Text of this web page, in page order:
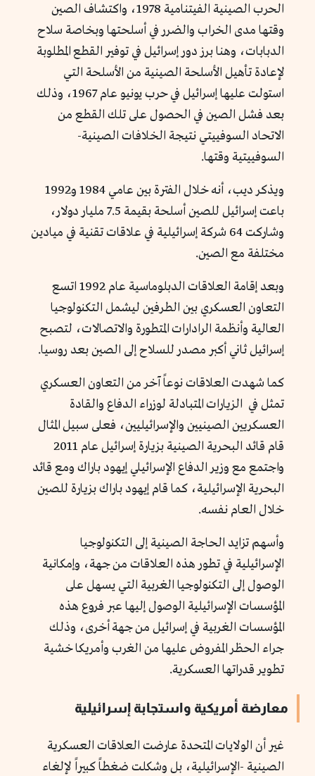
الحرب الصينية الفيتنامية 1978، واكتشاف الصين
وقتها مدى الخراب والضرر في أسلحتها وبخاصة سلاح
الدبابات، وهنا برز دور إسرائيل في توفير القطع المطلوبة
لإعادة تأهيل الأسلحة الصينية من الأسلحة التي
استولت عليها إسرائيل في حرب يونيو عام 1967، وذلك
بعد فشل الصين في الحصول على تلك القطع من
الاتحاد السوفييتي نتيجة الخلافات الصينية-
السوفييتية وقتها.
ويذكر ديب، أنه خلال الفترة بين عامي 1984 و1992
باعت إسرائيل للصين أسلحة بقيمة 7.5 مليار دولار،
وشاركت 64 شركة إسرائيلية في علاقات تقنية في ميادين
مختلفة مع الصين.
وبعد إقامة العلاقات الدبلوماسية عام 1992 اتسع
التعاون العسكري بين الطرفين ليشمل التكنولوجيا
العالية وأنظمة الرادارات المتطورة والاتصالات، لتصبح
إسرائيل ثاني أكبر مصدر للسلاح إلى الصين بعد روسيا.
كما شهدت العلاقات نوعاً آخر من التعاون العسكري
تمثل في الزيارات المتبادلة لوزراء الدفاع والقادة
العسكريين الصينيين والإسرائيليين، فعلى سبيل المثال
قام قائد البحرية الصينية بزيارة إسرائيل عام 2011
واجتمع مع وزير الدفاع الإسرائيلي إيهود باراك ومع قائد
البحرية الإسرائيلية، كما قام إيهود باراك بزيارة للصين
خلال العام نفسه.
وأسهم تزايد الحاجة الصينية إلى التكنولوجيا
الإسرائيلية في تطور هذه العلاقات من جهة، وإمكانية
الوصول إلى التكنولوجيا الغربية التي يسهل على
المؤسسات الإسرائيلية الوصول إليها عبر فروع هذه
المؤسسات الغربية في إسرائيل من جهة أخرى، وذلك
جراء الحظر المفروض عليها من الغرب وأمريكا خشية
تطوير قدراتها العسكرية.
معارضة أمريكية واستجابة إسرائيلية
غير أن الولايات المتحدة عارضت العلاقات العسكرية
الصينية -الإسرائيلية، بل وشكلت ضغطاً كبيراً لإلغاء